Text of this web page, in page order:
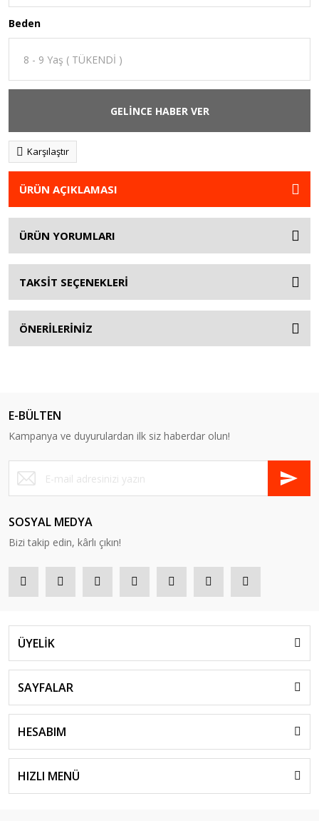
Beden
GELİNCE HABER VER
Karşılaştır
ÜRÜN AÇIKLAMASI
ÜRÜN YORUMLARI
TAKSİT SEÇENEKLERİ
ÖNERİLERİNİZ
E-BÜLTEN
Kampanya ve duyurulardan ilk siz haberdar olun!
SOSYAL MEDYA
Bizi takip edin, kârlı çıkın!
ÜYELİK
SAYFALAR
HESABIM
HIZLI MENÜ